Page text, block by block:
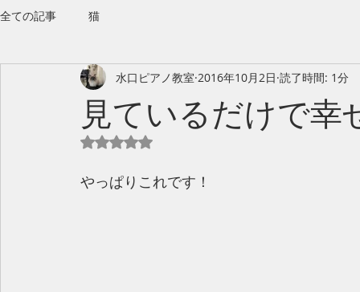
全ての記事 猫
見ているだけで幸
水口ピアノ教室 2016年10月2日 読了時間: 1分
5つ星のうちNaNと評価されています。
やっぱりこれです！